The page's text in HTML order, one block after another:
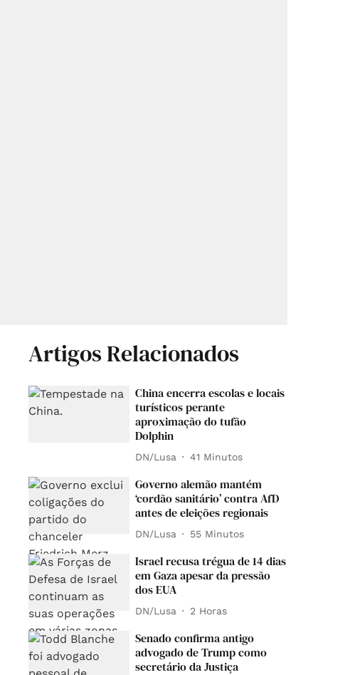
Artigos Relacionados
China encerra escolas e locais
turísticos perante
aproximação do tufão
Dolphin
DN/Lusa 41 Minutos
Governo alemão mantém
‘cordão sanitário’ contra AfD
antes de eleições regionais
DN/Lusa 55 Minutos
Israel recusa trégua de 14 dias
em Gaza apesar da pressão
dos EUA
DN/Lusa 2 Horas
Senado confirma antigo
advogado de Trump como
secretário da Justiça